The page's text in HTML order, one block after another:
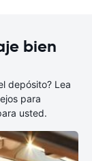
bien
depósito? Lea
para
usted.